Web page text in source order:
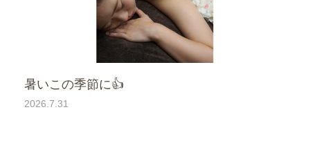
暑いこの季節に👍
2026.7.31